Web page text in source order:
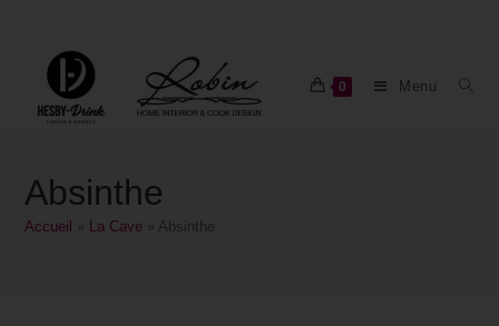
0 Menu
Absinthe
Accueil La Cave Absinthe